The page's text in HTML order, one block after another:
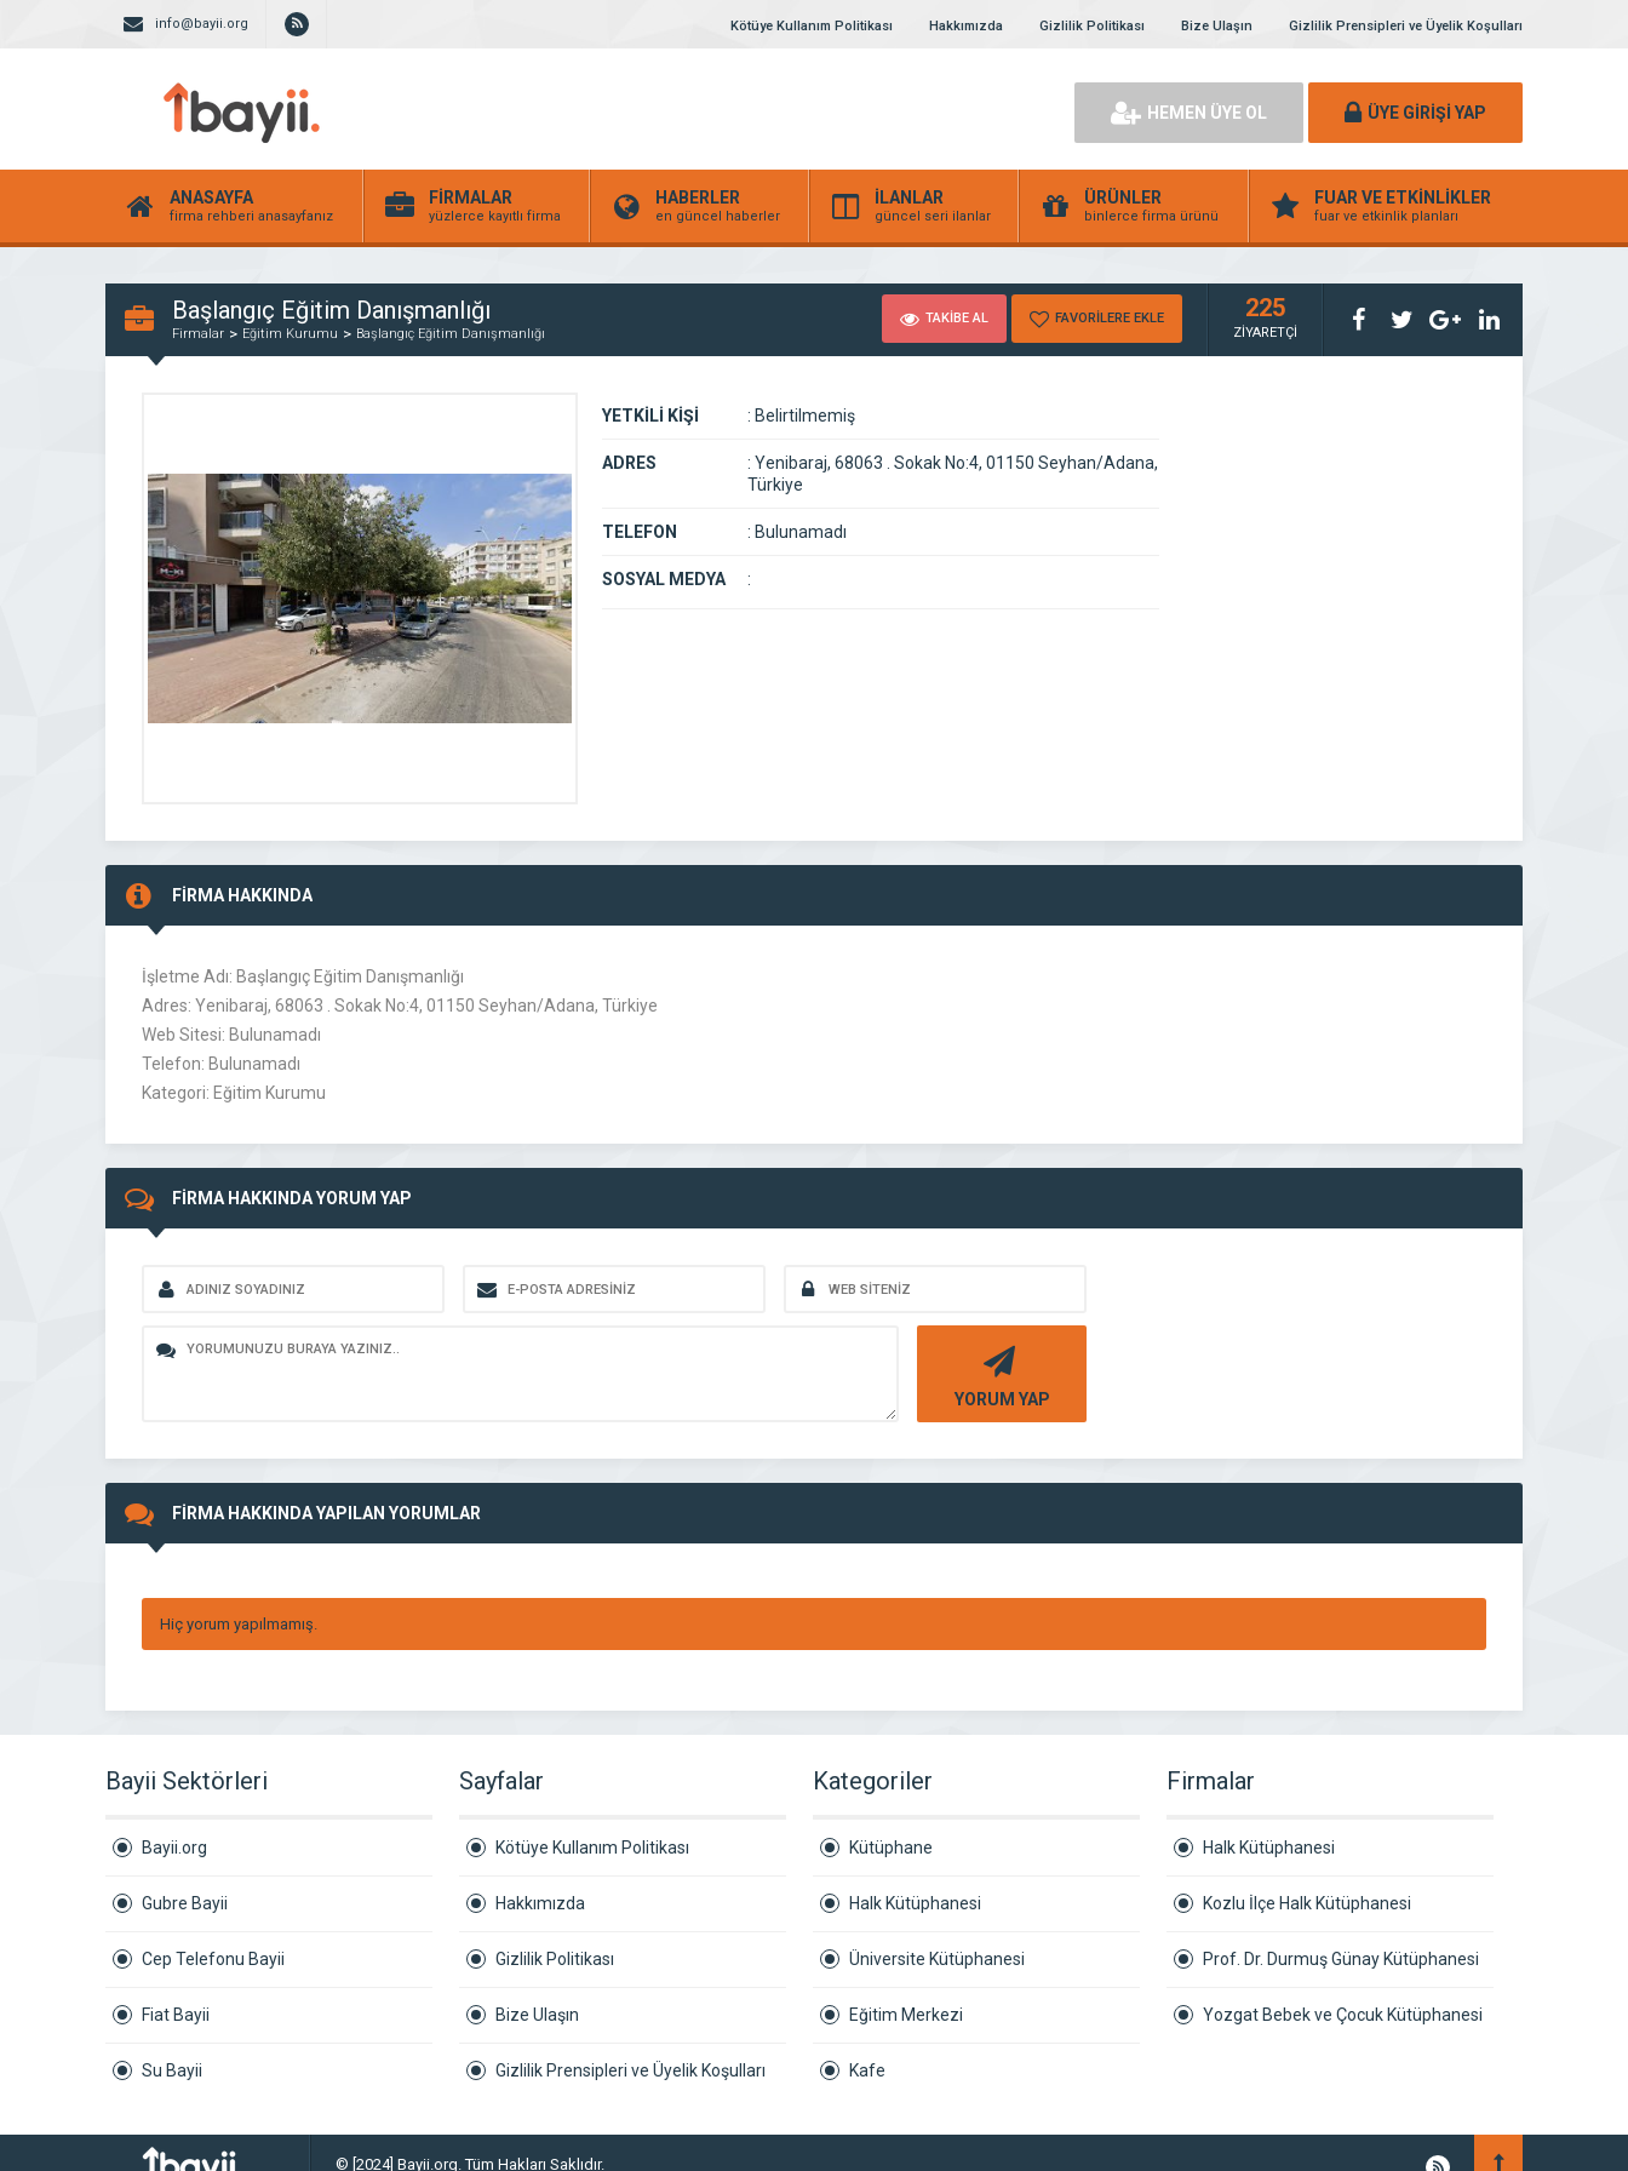
info@bayii.org Kötüye Kullanım Politikası Hakkımızda Gizlilik Politikası Bize Ulaşın Gizlilik Prensipleri ve Üyelik Koşulları
HEMEN ÜYE OL ÜYE GİRİŞİ YAP
ANASAYFA
firma rehberi anasayfanız
FİRMALAR
yüzlerce kayıtlı firma
HABERLER
en güncel haberler
İLANLAR
güncel seri ilanlar
ÜRÜNLER
binlerce firma ürünü
FUAR VE ETKİNLİKLER
fuar ve etkinlik planları
Başlangıç Eğitim Danışmanlığı
Firmalar Eğitim Kurumu Başlangıç Eğitim Danışmanlığı
TAKİBE AL FAVORİLERE EKLE 225
ZİYARETÇİ
YETKİLİ KİŞİ : Belirtilmemiş
ADRES : Yenibaraj, 68063 . Sokak No:4, 01150 Seyhan/Adana,
Türkiye
TELEFON : Bulunamadı
SOSYAL MEDYA :
FİRMA HAKKINDA
İşletme Adı: Başlangıç Eğitim Danışmanlığı
Adres: Yenibaraj, 68063 . Sokak No:4, 01150 Seyhan/Adana, Türkiye
Web Sitesi: Bulunamadı
Telefon: Bulunamadı
Kategori: Eğitim Kurumu
FİRMA HAKKINDA YORUM YAP
YORUM YAP
FİRMA HAKKINDA YAPILAN YORUMLAR
Hiç yorum yapılmamış.
Bayii Sektörleri
Bayii.org
Gubre Bayii
Cep Telefonu Bayii
Fiat Bayii
Su Bayii
Sayfalar
Kötüye Kullanım Politikası
Hakkımızda
Gizlilik Politikası
Bize Ulaşın
Gizlilik Prensipleri ve Üyelik Koşulları
Kategoriler
Kütüphane
Halk Kütüphanesi
Üniversite Kütüphanesi
Eğitim Merkezi
Kafe
Firmalar
Halk Kütüphanesi
Kozlu İlçe Halk Kütüphanesi
Prof. Dr. Durmuş Günay Kütüphanesi
Yozgat Bebek ve Çocuk Kütüphanesi
© [2024] Bayii.org. Tüm Hakları Saklıdır.